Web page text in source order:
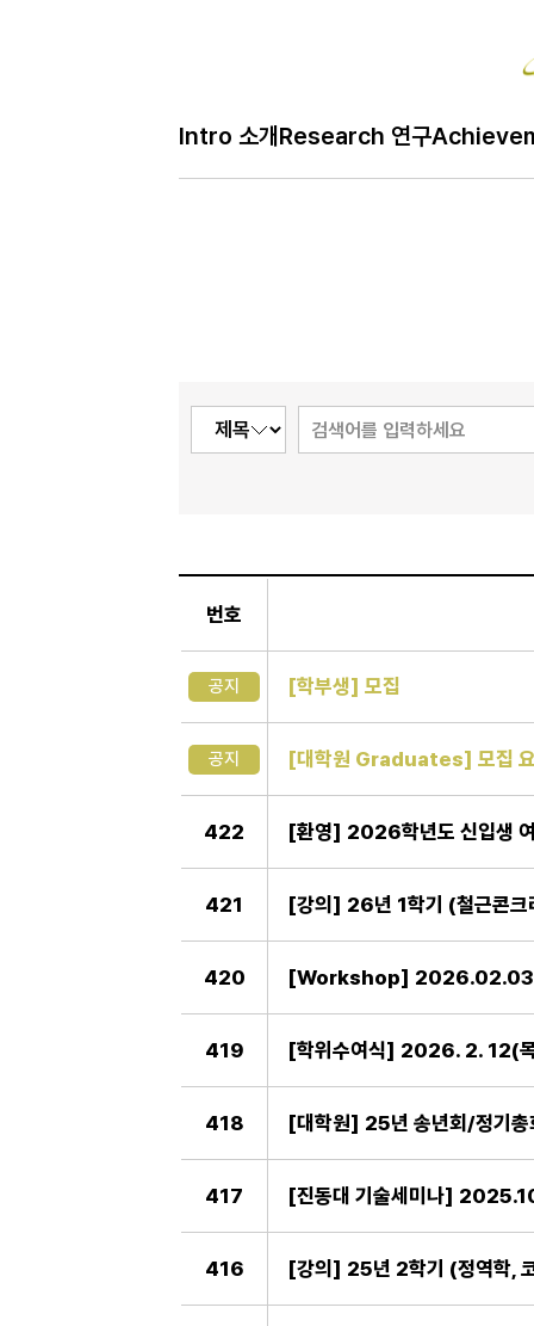
Intro 소개 Research 연구
번호
공지 [학부생] 모집
공지 [대학원 Graduates] 모집
422 [환영] 2026학년도 신입생
421 [강의] 26년 1학기 (철근콘크
420 [Workshop] 2026.02.03(
419 [학위수여식] 2026. 2. 12(
418 [대학원] 25년 송년회/정기
417 [진동대 기술세미나]
416 [강의] 25년 2학기 (정역학,